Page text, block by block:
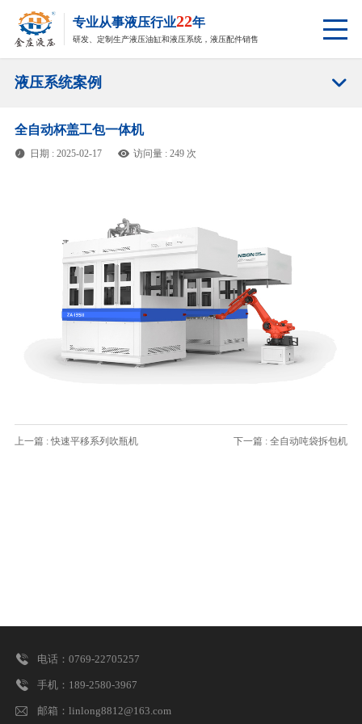
专业从事液压行业22年
研发、定制生产液压油缸和液压系统，液压配件销售
液压系统案例 
全自动杯盖工包一体机
 日期 : 2025-02-17  访问量 : 249 次
上一篇 : 快速平移系列吹瓶机 下一篇 : 全自动吨袋拆包机
 电话：0769-22705257
 手机：189-2580-3967
 邮箱：linlong8812@163.com